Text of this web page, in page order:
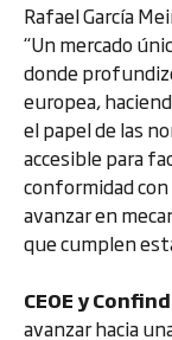
Rafael García
“Un mercado
donde
europea,
el papel de las
accesible para
conformidad con
avanzar en
que cumplen
CEOE y
avanzar hacia